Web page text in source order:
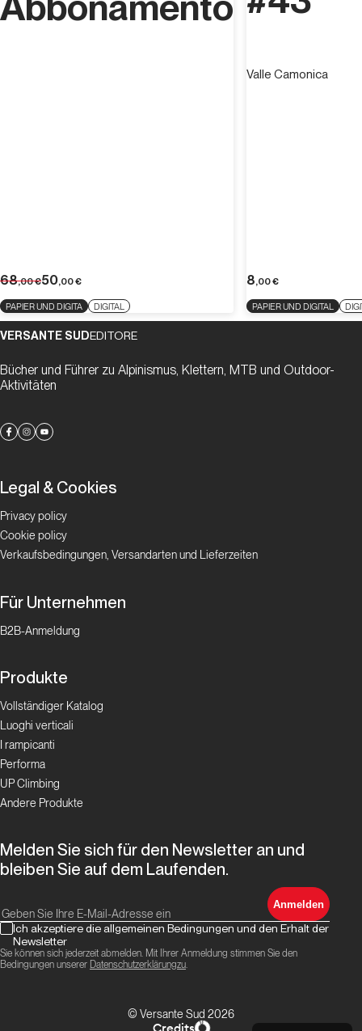
68,00€50,00€
PAPIER UND DIGITA DIGITAL
Valle Camonica
8,00€
PAPIER UND DIGITAL
VERSANTE SUDEDITORE
Bücher und Führer zu Alpinismus, Klettern, MTB und Outdoor-
Aktivitäten
Legal & Cookies
Privacy policy
Cookie policy
Verkaufsbedingungen, Versandarten und Lieferzeiten
Für Unternehmen
B2B-Anmeldung
Produkte
Vollständiger Katalog
Luoghi verticali
I rampicanti
Performa
UP Climbing
Andere Produkte
Melden Sie sich für den Newsletter an und
bleiben Sie auf dem Laufenden.
Anmelden
Ich akzeptiere die allgemeinen Bedingungen und den Erhalt der
Newsletter
Sie können sich jederzeit abmelden. Mit Ihrer Anmeldung stimmen Sie den
Bedingungen unserer Datenschutzerklärungzu.
© Versante Sud 2026